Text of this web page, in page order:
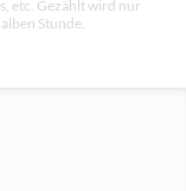
etc. Gezählt wird nur
Stunde.